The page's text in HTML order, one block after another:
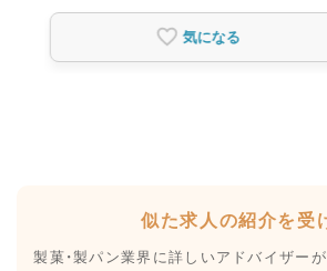
気になる
似た求人の紹介を受
製菓・製パン業界に詳しいアドバイザーが